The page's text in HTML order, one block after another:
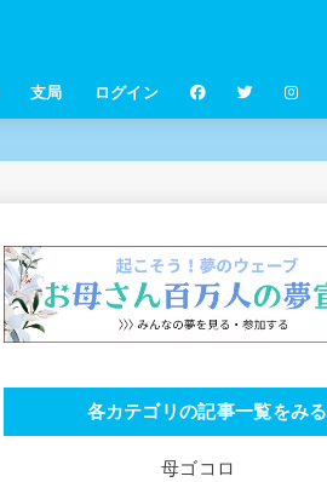
支局 ログイン
各カテゴリの記事一覧をみる
母ゴコロ